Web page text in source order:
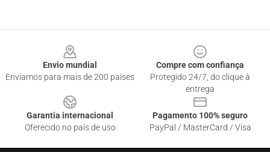
Envio mundial
Enviamos para mais de 200 países
Compre com confiança
Protegido 24/7, do clique à
entrega
Garantia internacional
Oferecido no país de uso
Pagamento 100% seguro
PayPal / MasterCard / Visa